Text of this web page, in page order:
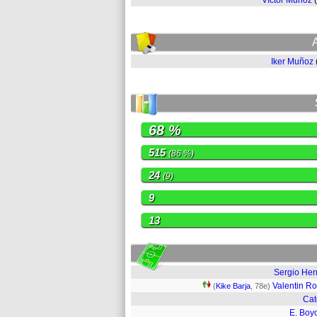
Iker Muñoz
68 %
515(86 %)
24 (9)
9
13
Sergio
(Kike Barja , 78e) Valentin
E.